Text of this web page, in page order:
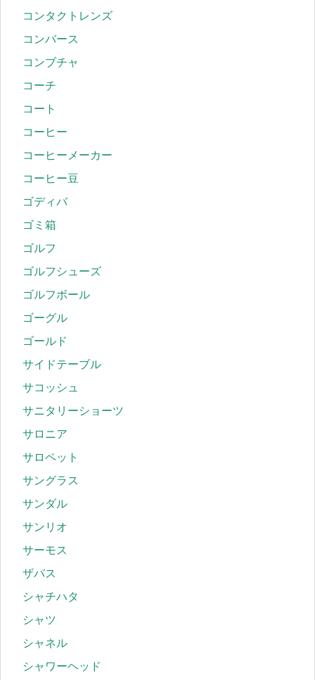
コンタクトレンズ
コンバース
コンブチャ
コーチ
コート
コーヒー
コーヒーメーカー
コーヒー豆
ゴディバ
ゴミ箱
ゴルフ
ゴルフシューズ
ゴルフボール
ゴーグル
ゴールド
サイドテーブル
サコッシュ
サニタリーショーツ
サロニア
サロペット
サングラス
サンダル
サンリオ
サーモス
ザバス
シャチハタ
シャツ
シャネル
シャワーヘッド